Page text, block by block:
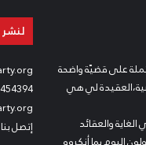
على قضيّة واضحة
لي هي
والعقائد
اليوم بما أنكروه
إتصل بنا